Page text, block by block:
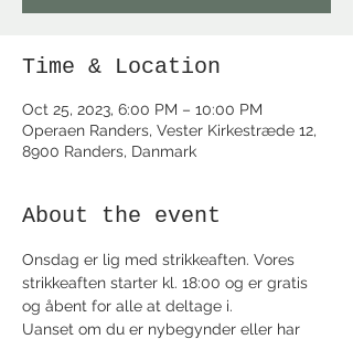
Time & Location
Oct 25, 2023, 6:00 PM – 10:00 PM
Operaen Randers, Vester Kirkestræde 12,
8900 Randers, Danmark
About the event
Onsdag er lig med strikkeaften. Vores
strikkeaften starter kl. 18:00 og er gratis
og åbent for alle at deltage i.
Uanset om du er nybegynder eller har